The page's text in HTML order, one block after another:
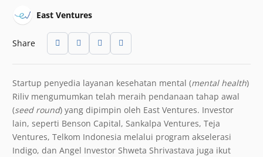
East Ventures
Share
Startup penyedia layanan kesehatan mental (mental health)
Riliv mengumumkan telah meraih pendanaan tahap awal
(seed round) yang dipimpin oleh East Ventures. Investor
lain, seperti Benson Capital, Sankalpa Ventures, Teja
Ventures, Telkom Indonesia melalui program akselerasi
Indigo, dan Angel Investor Shweta Shrivastava juga ikut